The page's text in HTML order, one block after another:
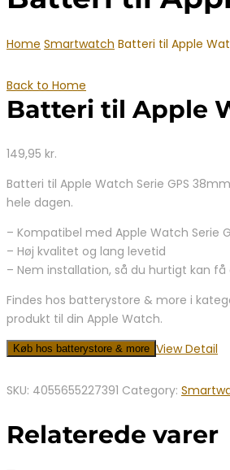
Home Smartwatch Batteri til Apple
Back to Home
Batteri til Apple
149,95 kr.
Batteri til Apple Watch Serie GPS
hele dagen.
– Kompatibel med Apple Watch Serie
– Høj kvalitet og lang levetid
– Nem installation, så du hurtigt kan
Findes hos batterystore & more i
produkt til din Apple Watch.
Køb hos batterystore & more View Detail
SKU: 4055655227391 Category:
Relaterede varer